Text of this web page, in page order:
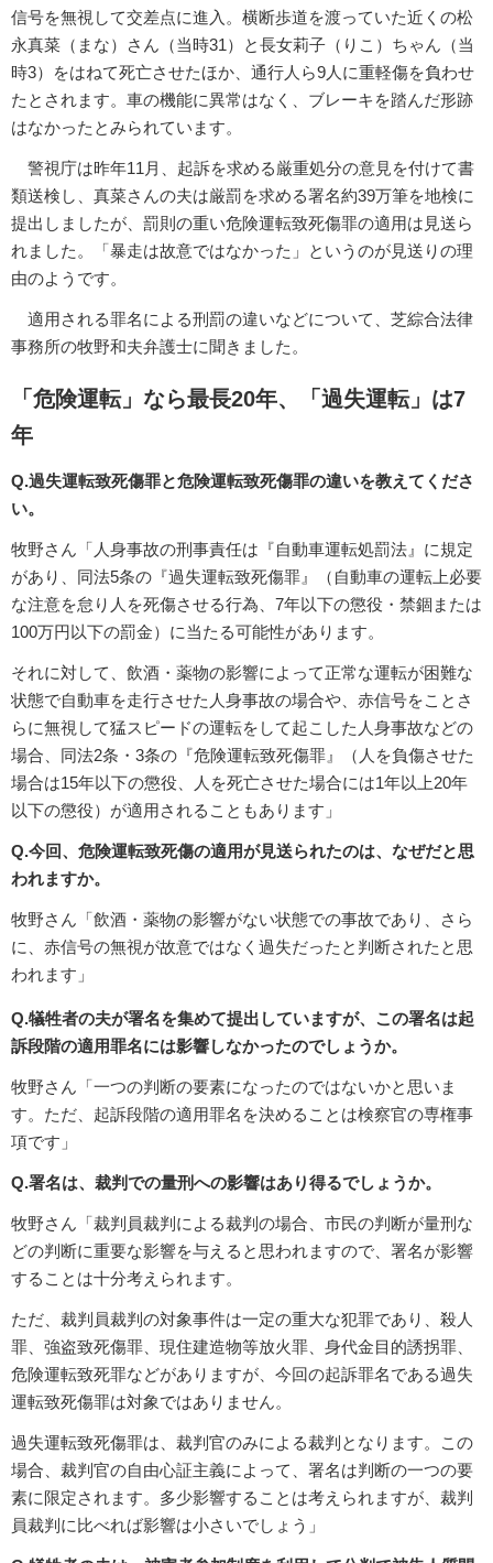
信号を無視して交差点に進入。横断歩道を渡っていた近くの松
永真菜（まな）さん（当時31）と長女莉子（りこ）ちゃん（当
時3）をはねて死亡させたほか、通行人ら9人に重軽傷を負わせ
たとされます。車の機能に異常はなく、ブレーキを踏んだ形跡
はなかったとみられています。
警視庁は昨年11月、起訴を求める厳重処分の意見を付けて書
類送検し、真菜さんの夫は厳罰を求める署名約39万筆を地検に
提出しましたが、罰則の重い危険運転致死傷罪の適用は見送ら
れました。「暴走は故意ではなかった」というのが見送りの理
由のようです。
適用される罪名による刑罰の違いなどについて、芝綜合法律
事務所の牧野和夫弁護士に聞きました。
「危険運転」なら最長20年、「過失運転」は7
年
Q.過失運転致死傷罪と危険運転致死傷罪の違いを教えてくださ
い。
牧野さん「人身事故の刑事責任は『自動車運転処罰法』に規定
があり、同法5条の『過失運転致死傷罪』（自動車の運転上必要
な注意を怠り人を死傷させる行為、7年以下の懲役・禁錮または
100万円以下の罰金）に当たる可能性があります。
それに対して、飲酒・薬物の影響によって正常な運転が困難な
状態で自動車を走行させた人身事故の場合や、赤信号をことさ
らに無視して猛スピードの運転をして起こした人身事故などの
場合、同法2条・3条の『危険運転致死傷罪』（人を負傷させた
場合は15年以下の懲役、人を死亡させた場合には1年以上20年
以下の懲役）が適用されることもあります」
Q.今回、危険運転致死傷の適用が見送られたのは、なぜだと思
われますか。
牧野さん「飲酒・薬物の影響がない状態での事故であり、さら
に、赤信号の無視が故意ではなく過失だったと判断されたと思
われます」
Q.犠牲者の夫が署名を集めて提出していますが、この署名は起
訴段階の適用罪名には影響しなかったのでしょうか。
牧野さん「一つの判断の要素になったのではないかと思いま
す。ただ、起訴段階の適用罪名を決めることは検察官の専権事
項です」
Q.署名は、裁判での量刑への影響はあり得るでしょうか。
牧野さん「裁判員裁判による裁判の場合、市民の判断が量刑な
どの判断に重要な影響を与えると思われますので、署名が影響
することは十分考えられます。
ただ、裁判員裁判の対象事件は一定の重大な犯罪であり、殺人
罪、強盗致死傷罪、現住建造物等放火罪、身代金目的誘拐罪、
危険運転致死罪などがありますが、今回の起訴罪名である過失
運転致死傷罪は対象ではありません。
過失運転致死傷罪は、裁判官のみによる裁判となります。この
場合、裁判官の自由心証主義によって、署名は判断の一つの要
素に限定されます。多少影響することは考えられますが、裁判
員裁判に比べれば影響は小さいでしょう」